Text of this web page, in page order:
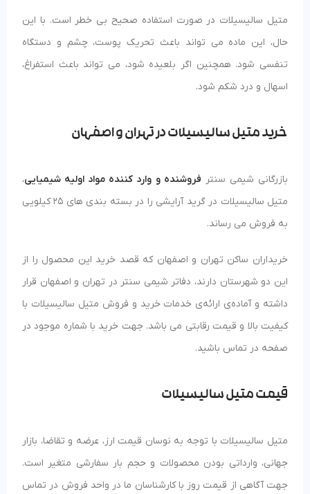
متیل سالیسیلات در صورت استفاده صحیح بی خطر است. با این
حال، این ماده می تواند باعث تحریک پوست، چشم و دستگاه
تنفسی شود. همچنین اگر بلعیده شود، می تواند باعث استفراغ،
اسهال و درد شکم شود.
خرید متیل سالیسیلات در تهران و اصفهان
بازرگانی شیمی سنتر فروشنده و وارد کننده مواد اولیه شیمیایی،
متیل سالیسیلات در گرید آرایشی را در بسته بندی های 25 کیلویی
به فروش می رساند.
خریداران ساکن تهران و اصفهان که قصد خرید این محصول را از
این دو شهرستان دارند، دفاتر شیمی سنتر در تهران و اصفهان قرار
داشته و آماده‌ی ارائه‌ی خدمات خرید و فروش متیل سالیسیلات با
کیفیت بالا و قیمت رقابتی می باشد. جهت خرید با شماره موجود در
صفحه در تماس باشید.
قیمت متیل سالیسیلات
متیل سالیسیلات با توجه به نوسان قیمت ارز، عرضه و تقاضا، بازار
جهانی، وارداتی بودن محصولات و حجم بار سفارشی متغیر است.
جهت آگاهی از قیمت روز با کارشناسان ما در واحد فروش در تماس